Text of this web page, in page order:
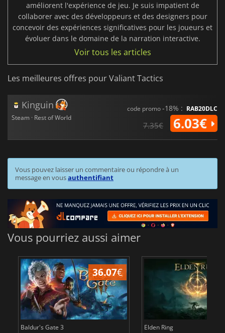
améliorent l'expérience de jeu. Je suis impatient de
collaborer avec des développeurs et des designers pour
concevoir des expériences significatives pour les joueurs et
évoluer dans le domaine de la narration interactive.
Voir tous les articles
Les meilleures offres pour Valiant Tactics
Kinguin
Steam · Rest of World
code promo-18% : RAB20DLC
7.35€ 6.03€
Vous pouvez laisser un commentaire ou répondre à un
message en vousauthentifiant
Vous pourriez aussi aimer
36.07€
Baldur's Gate 3 Elden Ring